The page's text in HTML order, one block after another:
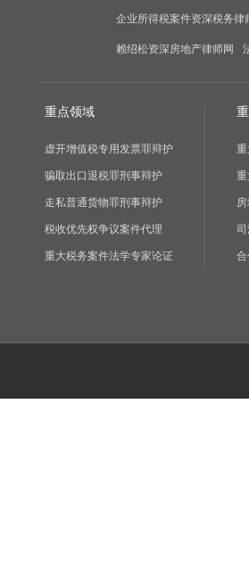
企业所得税案件资深税务律
赖绍松资深房地产律师网
重点领域
虚开增值税专用发票罪辩护
骗取出口退税罪刑事辩护
走私普通货物罪刑事辩护
税收优先权争议案件代理
重大税务案件法学专家论证